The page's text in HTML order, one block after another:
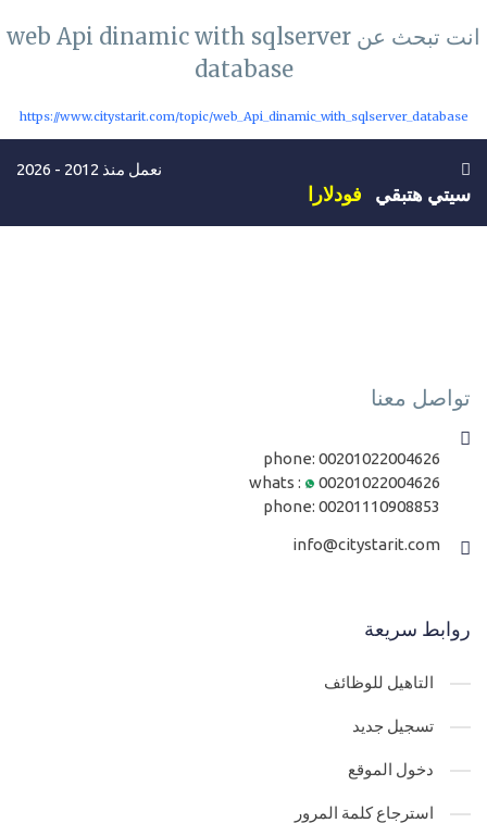
انت تبحث عن web Api dinamic with sqlserver
database
https://www.citystarit.com/topic/web_Api_dinamic_with_sqlserver_database
نعمل منذ 2012 - 2026
سيتي هتبقي فودلارا
تواصل معنا
phone: 00201022004626
whats :
00201022004626
phone: 00201110908853
info@citystarit.com
روابط سريعة
التاهيل للوظائف
تسجيل جديد
دخول الموقع
استرجاع كلمة المرور